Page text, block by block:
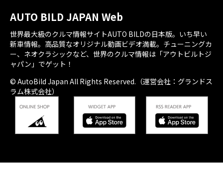
AUTO BILD JAPAN Web
世界最大級のクルマ情報サイトAUTO BILDの日本版。いち早い
新車情報。高品質なオリジナル動画ビデオ満載。チューニングカ
ー、ネオクラシックなど、世界のクルマ情報は「アウトビルトジ
ャパン」でゲット！
© AutoBild Japan All Rights Reserved.（運営会社：グランドス
ラム株式会社）